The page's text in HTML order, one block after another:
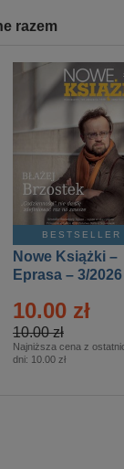
razem
BESTSELLER
Nowe Książki –
Eprasa – 3/2026
10.00 zł
10.00 zł
Najniższa cena z
dni: 10.00 zł